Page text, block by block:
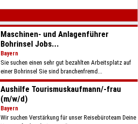
Maschinen- und Anlagenführer
Bohrinsel Jobs...
Bayern
Sie suchen einen sehr gut bezahlten Arbeitsplatz auf
einer Bohrinsel Sie sind branchenfremd...
Aushilfe Tourismuskaufmann/-frau
(m/w/d)
Bayern
Wir suchen Verstärkung für unser Reisebüroteam Deine